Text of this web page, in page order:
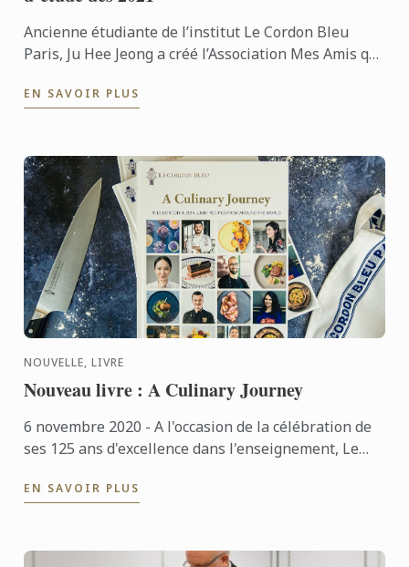
Ancienne étudiante de l’institut Le Cordon Bleu
Paris, Ju Hee Jeong a créé l’Association Mes Amis qui
EN SAVOIR PLUS
NOUVELLE, LIVRE
Nouveau livre : A Culinary Journey
6 novembre 2020 - A l'occasion de la célébration de
ses 125 ans d'excellence dans l'enseignement, Le
pour ...
EN SAVOIR PLUS